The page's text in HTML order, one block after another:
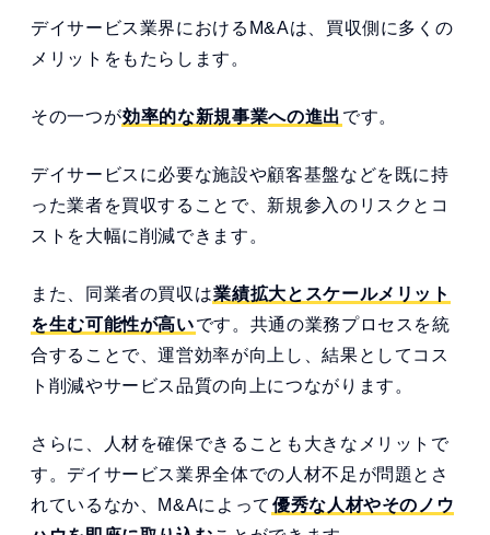
デイサービス業界におけるM&Aは、買収側に多くの
メリットをもたらします。
その一つが効率的な新規事業への進出 です。
デイサービスに必要な施設や顧客基盤などを既に持
った業者を買収することで、新規参入のリスクとコ
ストを大幅に削減できます。
また、同業者の買収は業績拡大とスケールメリット
を生む可能性が高いです。共通の業務プロセスを統
合することで、運営効率が向上し、結果としてコス
ト削減やサービス品質の向上につながります。
さらに、人材を確保できることも大きなメリットで
す。デイサービス業界全体での人材不足が問題とさ
れているなか、M&Aによって 優秀な人材やそのノウ